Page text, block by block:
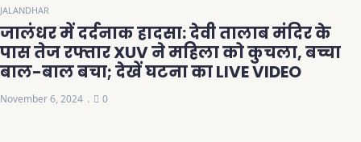
JALANDHAR
जालंधर में दर्दनाक हादसा: देवी तालाब मंदिर के
पास तेज रफ्तार XUV ने महिला को कुचला, बच्चा
बाल-बाल बचा; देखें घटना का LIVE VIDEO
November 6, 2024 0